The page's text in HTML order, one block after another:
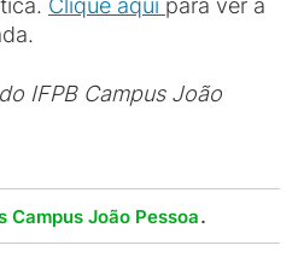
Clique aqui para ver a
IFPB Campus João
Campus João Pessoa.